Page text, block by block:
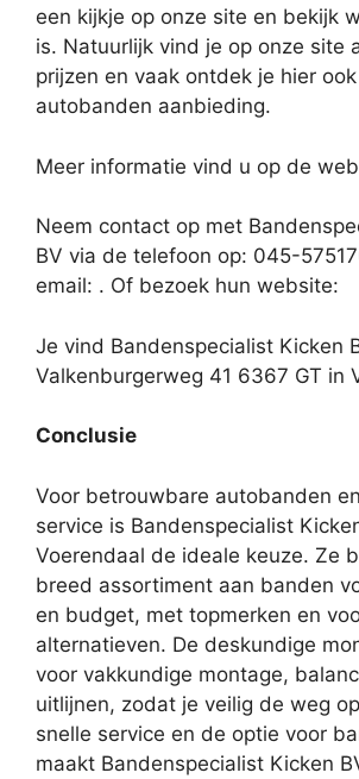
een kijkje op onze site en bekijk
is. Natuurlijk vind je op onze site
prijzen en vaak ontdek je hier
autobanden aanbieding.
Meer informatie vind u op de
Neem contact op met
BV via de telefoon op: 045-
email: . Of bezoek hun website:
Je vind Bandenspecialist Kicken
Valkenburgerweg 41 6367 GT in
Conclusie
Voor betrouwbare autobanden
service is Bandenspecialist
Voerendaal de ideale keuze. Ze
breed assortiment aan banden
en budget, met topmerken en
alternatieven. De deskundige
voor vakkundige montage,
uitlijnen, zodat je veilig de weg
snelle service en de optie voor
maakt Bandenspecialist Kicken